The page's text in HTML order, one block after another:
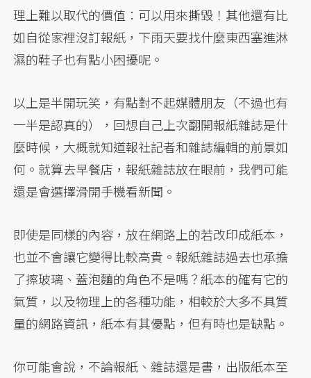
理上難以取代的價值：可以用來撕毀！其他還有比
如自從家裡沒訂報紙，下雨天要找什麼東西塞進淋
濕的鞋子也有點小困擾呢。
以上是半開玩笑，有點對不起媒體朋友（不過也有
一半是認真的），回想自己上次翻開報紙雜誌是什
麼時候，大概就知道報社記者和雜誌編輯的前景如
何。就算去早餐店，報紙雜誌放在眼前，我們可能
還是會選擇滑開手機看新聞。
即使是同樣的內容，放在網路上的若改印成紙本，
也並不會讓它變得比較高貴。報紙雜誌過去也承擔
了擦玻璃、蓋泡麵的角色不是嗎？紙本的確有它的
氣質，以及物理上的各種功能，相較於大多不具質
量的網路資訊，紙本有其優點，但有時也是缺點。
你可能會說，不論報紙、雜誌還是書，出版紙本至